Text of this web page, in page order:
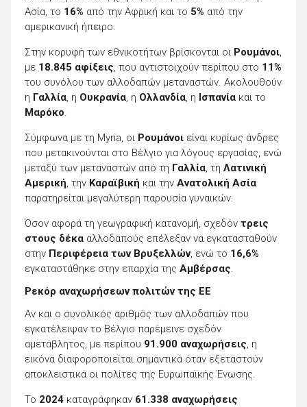
Ασία, το 16% από την Αφρική και το 5% από την
αμερικανική ήπειρο.
Στην κορυφή των εθνικοτήτων βρίσκονται οι Ρουμάνοι,
με 18.845 αφίξεις, που αντιστοιχούν περίπου στο 11%
του συνόλου των αλλοδαπών μεταναστών. Ακολουθούν
η Γαλλία, η Ουκρανία, η Ολλανδία, η Ισπανία και το
Μαρόκο.
Σύμφωνα με τη Myria, οι Ρουμάνοι είναι κυρίως άνδρες
που μετακινούνται στο Βέλγιο για λόγους εργασίας, ενώ
μεταξύ των μεταναστών από τη Γαλλία, τη Λατινική
Αμερική, την Καραϊβική και την Ανατολική Ασία
παρατηρείται μεγαλύτερη παρουσία γυναικών.
Όσον αφορά τη γεωγραφική κατανομή, σχεδόν τρεις
στους δέκα αλλοδαπούς επέλεξαν να εγκατασταθούν
στην Περιφέρεια των Βρυξελλών, ενώ το 16,6%
εγκαταστάθηκε στην επαρχία της Αμβέρσας.
Ρεκόρ αναχωρήσεων πολιτών της ΕΕ
Αν και ο συνολικός αριθμός των αλλοδαπών που
εγκατέλειψαν το Βέλγιο παρέμεινε σχεδόν
αμετάβλητος, με περίπου 91.900 αναχωρήσεις, η
εικόνα διαφοροποιείται σημαντικά όταν εξεταστούν
αποκλειστικά οι πολίτες της Ευρωπαϊκής Ένωσης.
Το 2024 καταγράφηκαν 61.338 αναχωρήσεις